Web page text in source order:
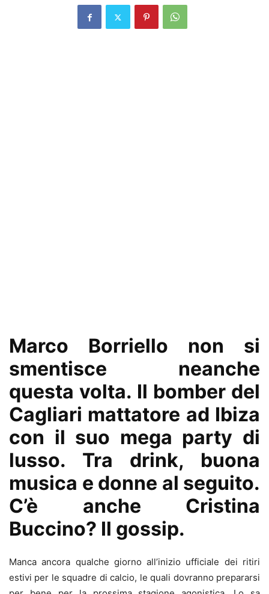
Marco Borriello non si
smentisce neanche
questa volta. Il bomber del
Cagliari mattatore ad Ibiza
con il suo mega party di
lusso. Tra drink, buona
musica e donne al seguito.
C’è anche Cristina
Buccino? Il gossip.
Manca ancora qualche giorno all’inizio ufficiale dei ritiri
estivi per le squadre di calcio, le quali dovranno prepararsi